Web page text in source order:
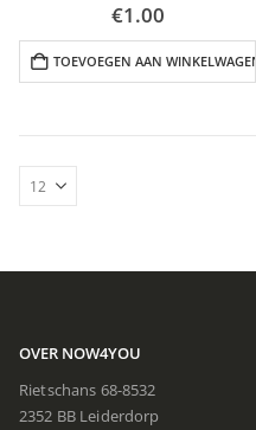
€1.00
TOEVOEGEN AAN WINKELWAGEN
OVER NOW4YOU
Rietschans 68-8532
2352 BB Leiderdorp